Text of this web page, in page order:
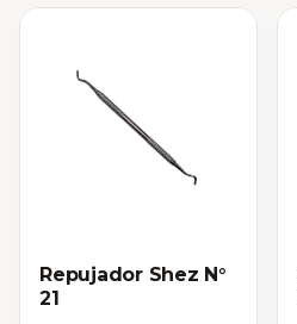
Repujador Shez N°
21